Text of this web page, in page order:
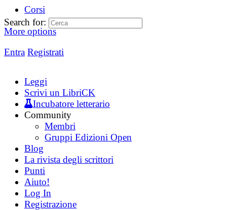
Corsi
More options
Entra Registrati
Search for:
Leggi
Scrivi un LibriCK
Incubatore letterario
Community
Membri
Gruppi Edizioni Open
Blog
La rivista degli scrittori
Punti
Aiuto!
Log In
Registrazione